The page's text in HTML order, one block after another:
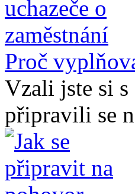
Proč
Vzali jste si
připravili se